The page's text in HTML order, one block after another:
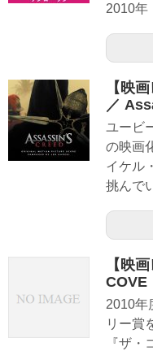
2010年
【映
／
ユービ
の映画
イケル
挑んで
【映
COVE
2010年
リー賞
『ザ